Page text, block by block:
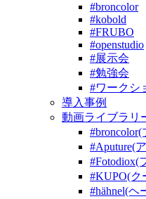
#broncolor
#kobold
#FRUBO
#openstudio
#展示会
#勉強会
#ワークシ
導入事例
動画ライブラリ
#Aputure(
#Fotodiox(
#KUPO(ク
#hähnel(ヘ